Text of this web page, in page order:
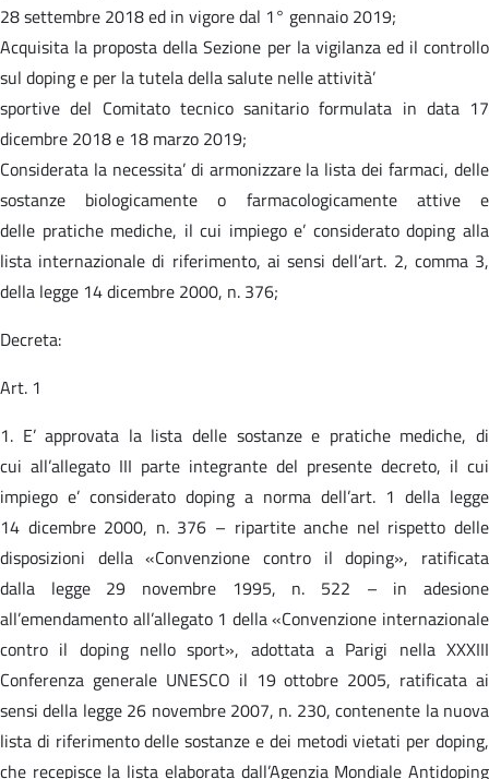
28 settembre 2018 ed in vigore dal 1° gennaio 2019;
Acquisita la proposta della Sezione per la vigilanza ed il controllo
sul doping e per la tutela della salute nelle attività’
sportive del Comitato tecnico sanitario formulata in data 17
dicembre 2018 e 18 marzo 2019;
Considerata la necessita’ di armonizzare la lista dei farmaci, delle
sostanze biologicamente o farmacologicamente attive e
delle pratiche mediche, il cui impiego e’ considerato doping alla
lista internazionale di riferimento, ai sensi dell’art. 2, comma 3,
della legge 14 dicembre 2000, n. 376;
Decreta:
Art. 1
1. E’ approvata la lista delle sostanze e pratiche mediche, di
cui all’allegato III parte integrante del presente decreto, il cui
impiego e’ considerato doping a norma dell’art. 1 della legge
14 dicembre 2000, n. 376 – ripartite anche nel rispetto delle
disposizioni della «Convenzione contro il doping», ratificata
dalla legge 29 novembre 1995, n. 522 – in adesione
all’emendamento all’allegato 1 della «Convenzione internazionale
contro il doping nello sport», adottata a Parigi nella XXXIII
Conferenza generale UNESCO il 19 ottobre 2005, ratificata ai
sensi della legge 26 novembre 2007, n. 230, contenente la nuova
lista di riferimento delle sostanze e dei metodi vietati per doping,
che recepisce la lista elaborata dall’Agenzia Mondiale Antidoping